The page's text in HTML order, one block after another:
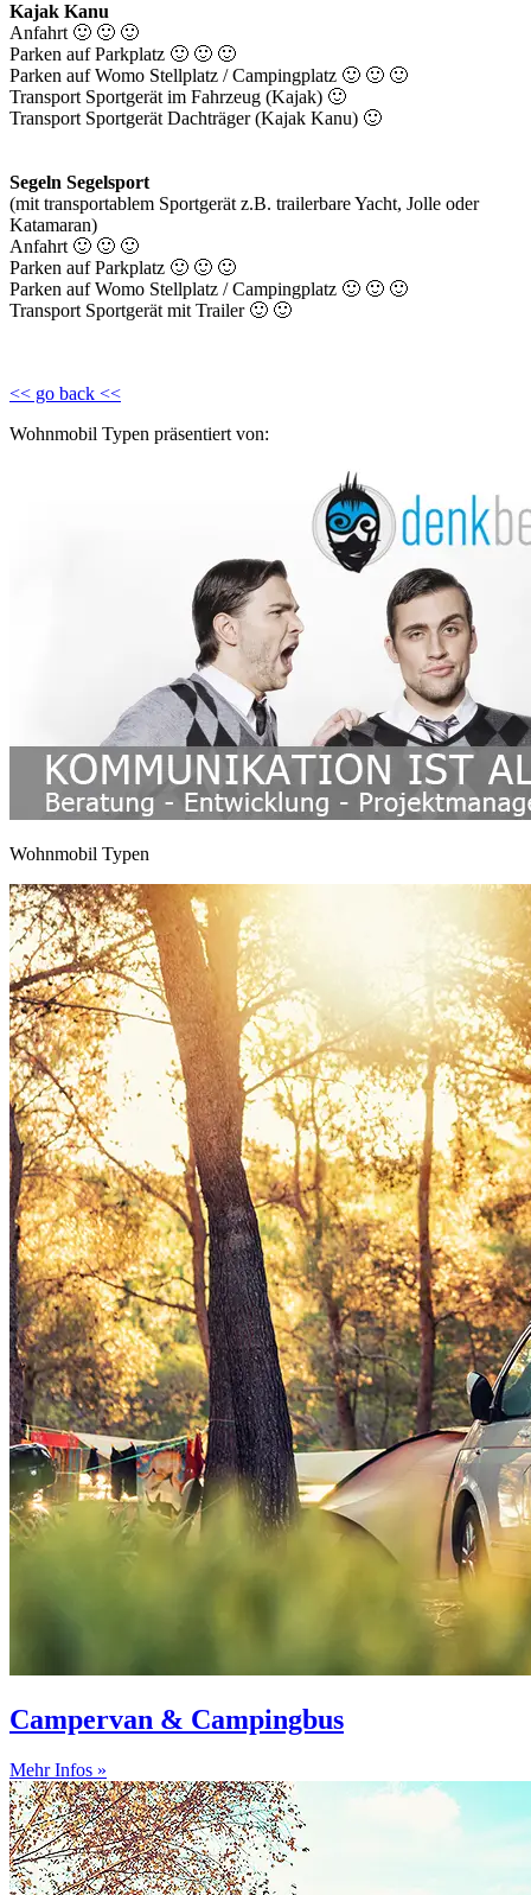
Kajak Kanu
Anfahrt 🙂 🙂 🙂
Parken auf Parkplatz 🙂 🙂 🙂
Parken auf Womo Stellplatz / Campingplatz 🙂 🙂 🙂
Transport Sportgerät im Fahrzeug (Kajak) 🙂
Transport Sportgerät Dachträger (Kajak Kanu) 🙂
Segeln Segelsport
(mit transportablem Sportgerät z.B. trailerbare Yacht, Jolle oder
Katamaran)
Anfahrt 🙂 🙂 🙂
Parken auf Parkplatz 🙂 🙂 🙂
Parken auf Womo Stellplatz / Campingplatz 🙂 🙂 🙂
Transport Sportgerät mit Trailer 🙂 🙂
<< go back <<
Wohnmobil Typen präsentiert von:
Wohnmobil Typen
Campervan & Campingbus
Mehr Infos »